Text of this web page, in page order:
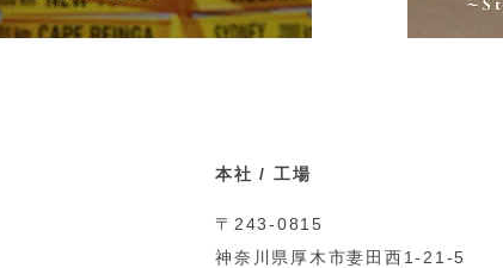
本社 / 工場
〒243-0815
神奈川県厚木市妻田西1-21-5